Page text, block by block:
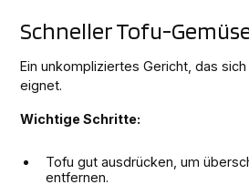
Schneller Tofu-
Ein unkompliziertes Gericht, das
eignet.
Wichtige Schritte:
Tofu gut ausdrücken, um
entfernen.